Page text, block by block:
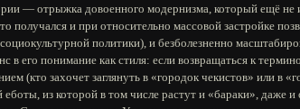
— отрыжка довоенного модернизма, который ещё
и при относительно массовой застройке
политики), и безболезненно
его понимание как стиля: если возвращаться к
(кто захочет заглянуть в «городок чекистов» или в
из которой в том числе растут и «бараки», даже